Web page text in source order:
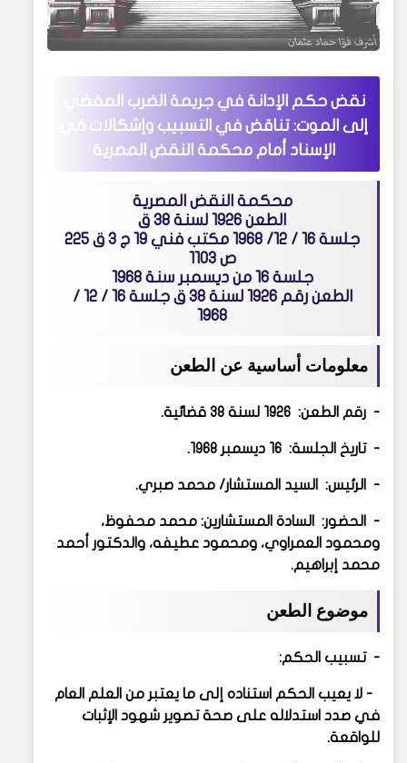
نقض حكم الإدانة في جريمة الضرب المفضي
إلى الموت: تناقض في التسبيب وإشكالات في
الإسناد أمام محكمة النقض المصرية
محكمة النقض المصرية
الطعن 1926 لسنة 38 ق
جلسة 16 / 12/ 1968 مكتب فني 19 ج 3 ق 225
ص 1103
جلسة 16 من ديسمبر سنة 1968
الطعن رقم 1926 لسنة 38 ق جلسة 16 / 12 /
1968
معلومات أساسية عن الطعن
- رقم الطعن: 1926 لسنة 38 قضائية.
- تاريخ الجلسة: 16 ديسمبر 1968.
- الرئيس: السيد المستشار/ محمد صبري.
- الحضور: السادة المستشارين: محمد محفوظ،
ومحمود العمراوي، ومحمود عطيفه، والدكتور أحمد
محمد إبراهيم.
موضوع الطعن
- تسبيب الحكم:
- لا يعيب الحكم استناده إلى ما يعتبر من العلم العام
في صدد استدلاله على صحة تصوير شهود الإثبات
للواقعة.